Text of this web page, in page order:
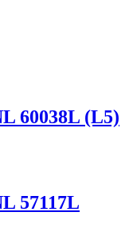
60038L (L5)
57117L